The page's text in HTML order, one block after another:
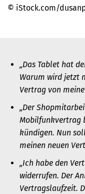
© iStock.com/
„Das Tablet hat
Warum wird jetzt
Vertrag von
„Der
Mobilfunkvertrag
kündigen. Nun
meinen neuen
„Ich habe den
widerrufen. Der
Vertragslaufzeit.